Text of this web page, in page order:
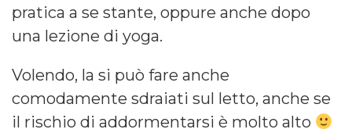
pratica a se stante, oppure anche dopo
una lezione di yoga.
Volendo, la si può fare anche
comodamente sdraiati sul letto, anche se
il rischio di addormentarsi è molto alto